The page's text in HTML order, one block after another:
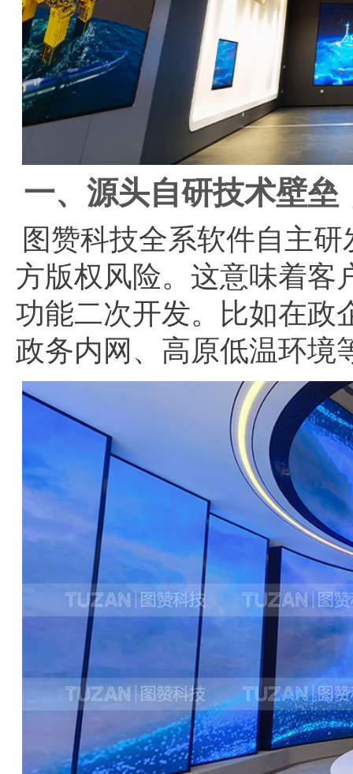
一、源头自研技术壁垒
图赞科技全系软件自主
方版权风险。这意味着客
功能二次开发。比如在政
政务内网、高原低温环境